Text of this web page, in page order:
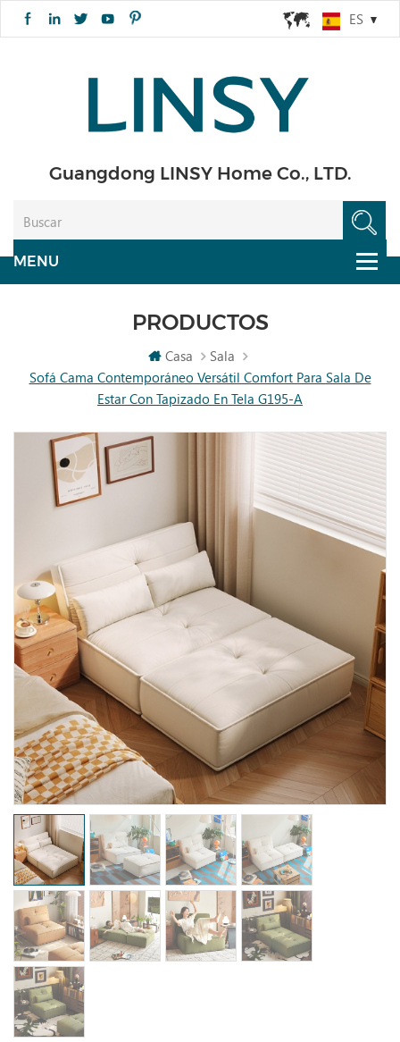
ES
Guangdong LINSY Home Co., LTD.
PRODUCTOS
Casa
Sala
Sofá Cama Contemporáneo Versátil Comfort Para Sala De
Estar Con Tapizado En Tela G195-A